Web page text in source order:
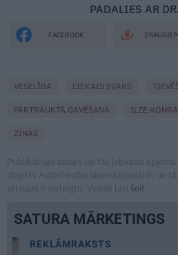
PADALIES AR
FACEBOOK
VESELĪBA LIEKAIS SVARS
PĀRTRAUKTĀ GAVĒŠANA ILZE
ZIŅAS
Publikācijas saturs vai tās jebkāda
objekts Autortiesību likuma izpratnē, un tā
atļaujas ir aizliegta. Vairāk lasi šeit
SATURA MĀRKETINGS